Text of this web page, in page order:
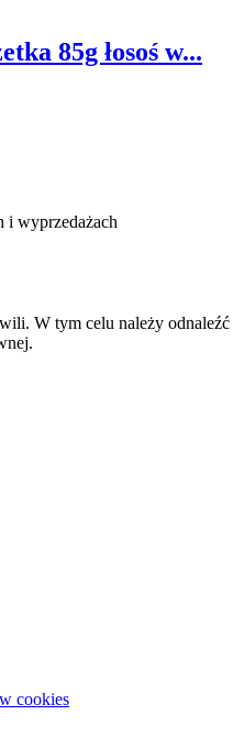
85g łosoś w...
i wyprzedażach
W tym celu należy odnaleźć
cookies